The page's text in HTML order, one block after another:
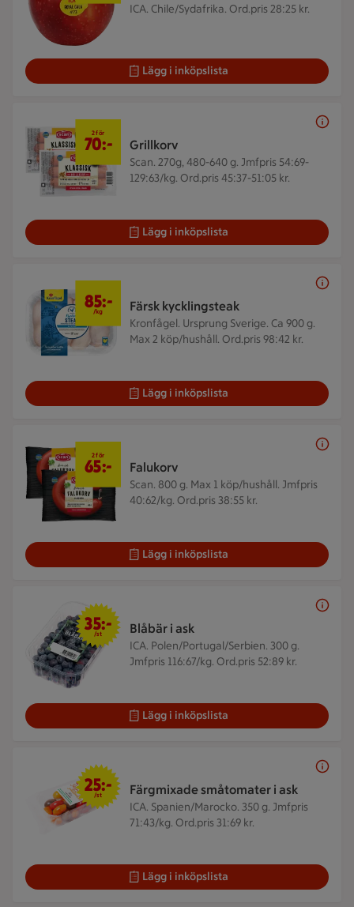
ICA. Chile/Sydafrika. Ord.pris 28:25 kr.
Lägg i inköpslista
Grillkorv
Scan. 270g, 480-640 g. Jmfpris 54:69-
129:63/kg. Ord.pris 45:37-51:05 kr.
2 för 70 kr
2 för
70:-
Lägg i inköpslista
Färsk kycklingsteak
Kronfågel. Ursprung Sverige. Ca 900 g.
Max 2 köp/hushåll. Ord.pris 98:42 kr.
85:-
/kg
Lägg i inköpslista
Falukorv
Scan. 800 g. Max 1 köp/hushåll. Jmfpris
40:62/kg. Ord.pris 38:55 kr.
2 för 65 kr
2 för
65:-
Lägg i inköpslista
Blåbär i ask
ICA. Polen/Portugal/Serbien. 300 g.
Jmfpris 116:67/kg. Ord.pris 52:89 kr.
35 kr/st
35:-
/st
Lägg i inköpslista
Färgmixade småtomater i ask
ICA. Spanien/Marocko. 350 g. Jmfpris
71:43/kg. Ord.pris 31:69 kr.
25 kr/st
25:-
/st
Lägg i inköpslista